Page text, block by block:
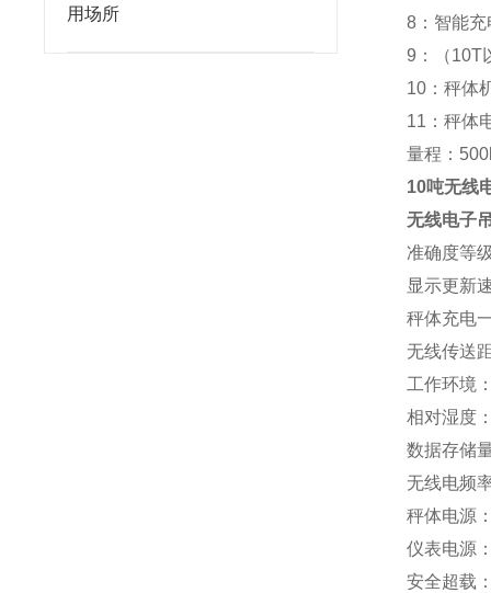
用场所
8：智能
9：（10T
10：秤体
11：秤体
量程：
10吨无线
无线电子
准确度等
显示更新
秤体充电
无线传送
工作环境
相对湿度
数据存储
无线电频
秤体电源
仪表电源
安全超载